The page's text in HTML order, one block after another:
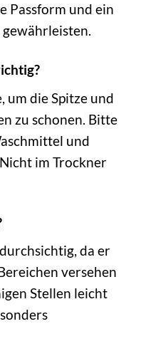
Passform und ein
gewährleisten.
um die Spitze und
zu schonen. Bitte
und
im Trockner
da er
versehen
Stellen leicht